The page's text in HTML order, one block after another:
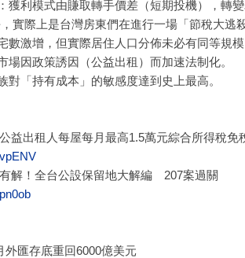
獲利模式由賺取轉手價差（短期投機），轉
實際上是台灣房東們在進行一場「節稅大逃
數激增，但實際居住人口分佈未必有同等規
場因政策誘因（公益出租）而加速法制化。
對「持有成本」的敏感度達到史上最高。
益出租人每屋每月最高1.5萬元綜合所得稅免
解！全台公設保留地大解編 207案過關
外匯存底重回6000億美元